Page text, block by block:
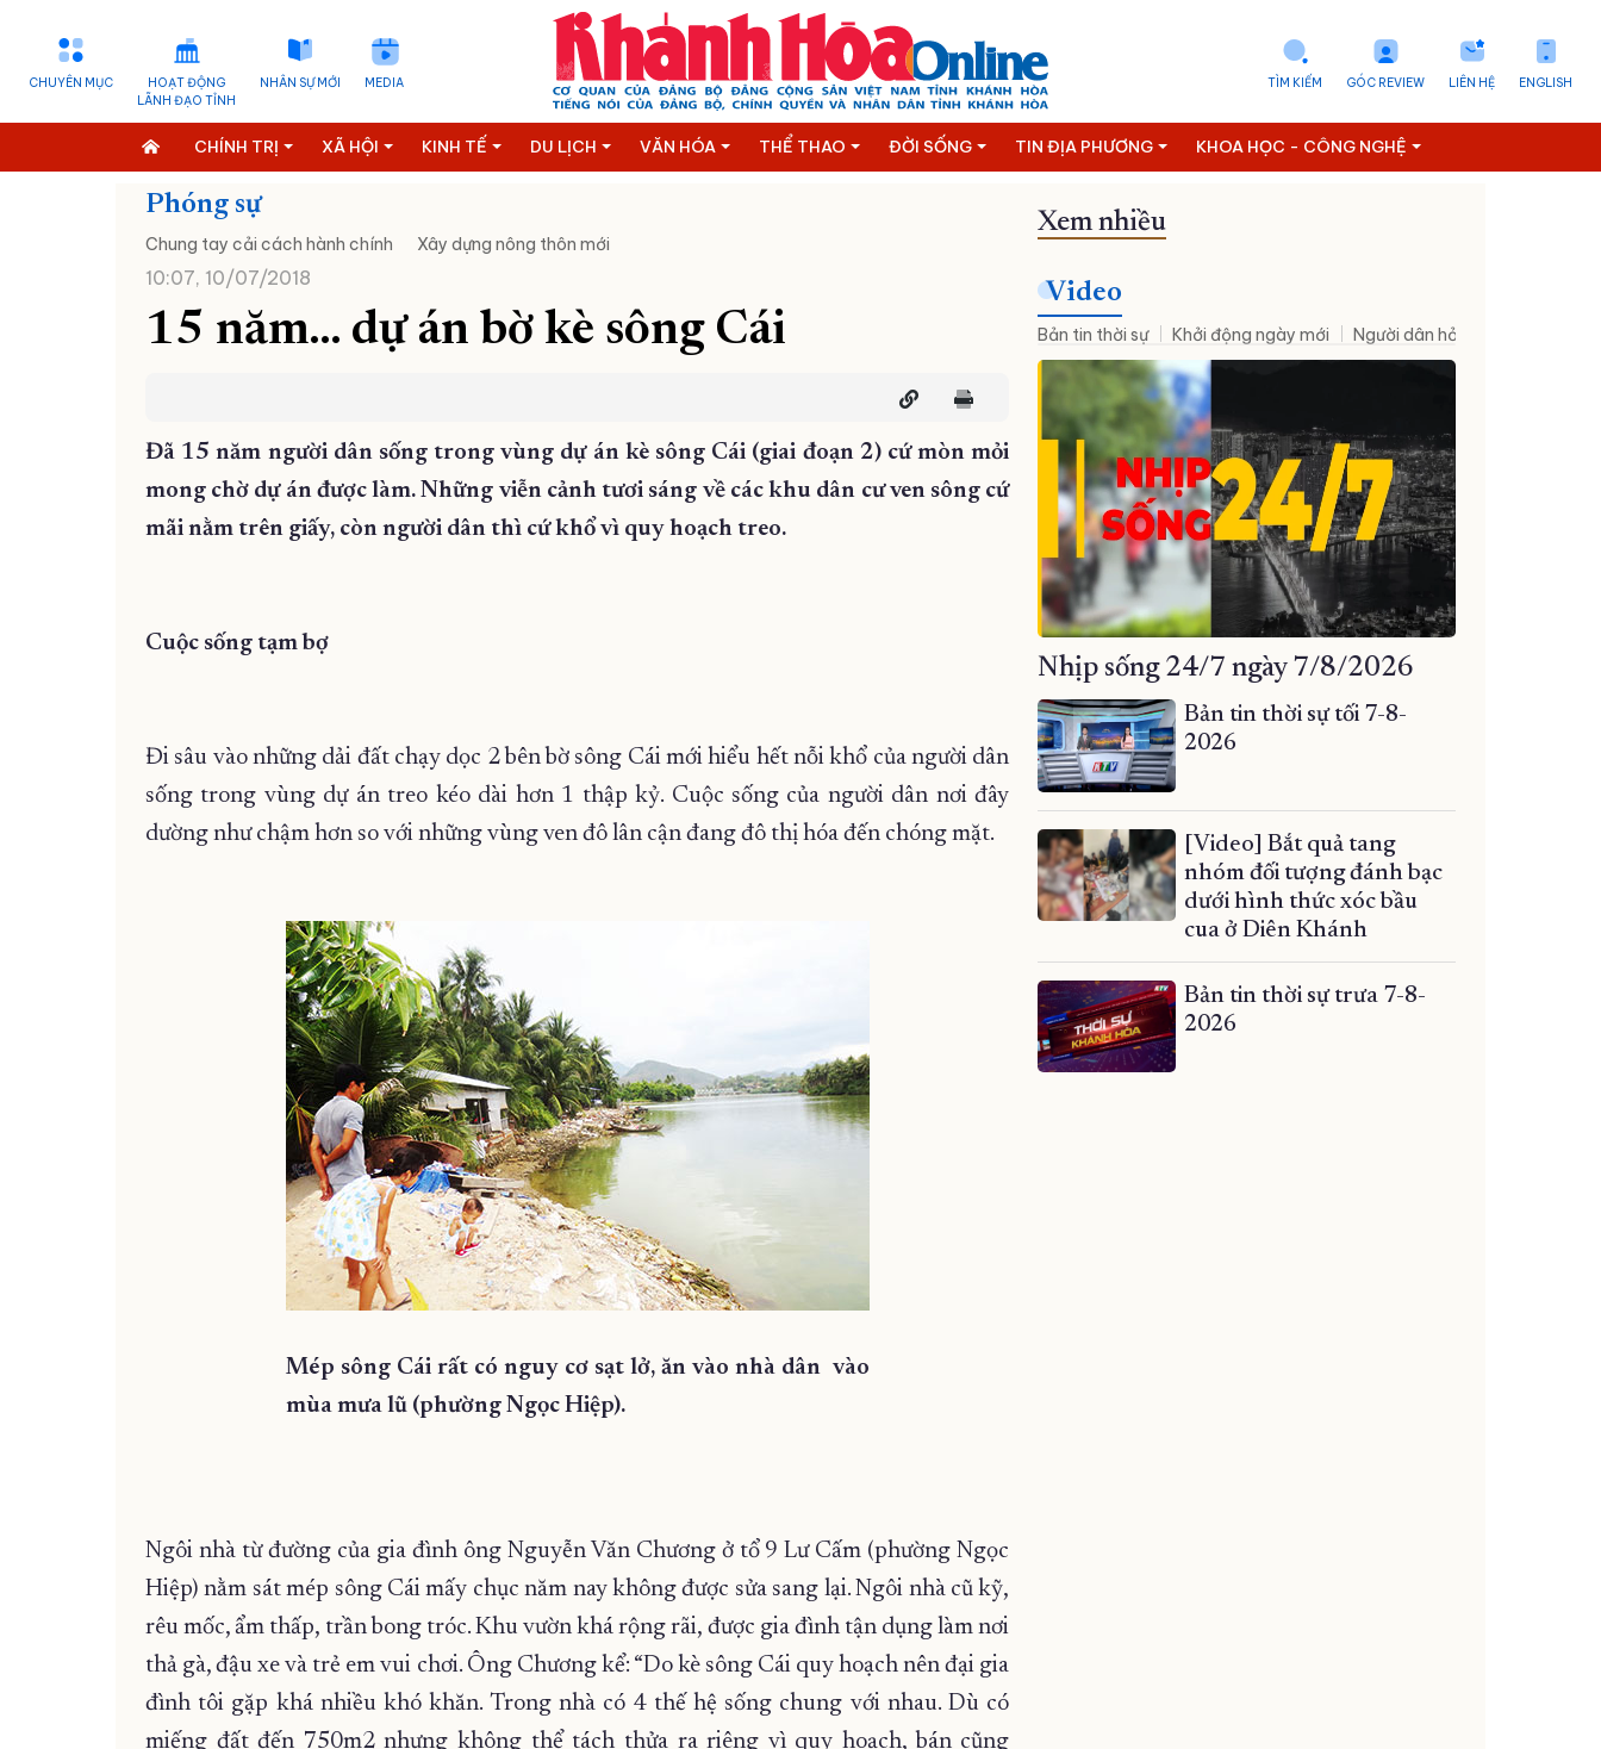
CHUYÊN MỤC
HOẠT ĐỘNG
LÃNH ĐẠO TỈNH
NHÂN SỰ MỚI MEDIA ENGLISH
LIÊN HỆ
GÓC REVIEW
TÌM KIẾM
CHÍNH TRỊ XÃ HỘI KINH TẾ DU LỊCH VĂN HÓA THỂ THAO ĐỜI SỐNG TIN ĐỊA PHƯƠNG KHOA HỌC - CÔNG NGHỆ
Phóng sự
Chung tay cải cách hành chính Xây dựng nông thôn mới
10:07, 10/07/2018
15 năm… dự án bờ kè sông Cái
Đã 15 năm người dân sống trong vùng dự án kè sông Cái (giai đoạn 2) cứ mòn mỏi
mong chờ dự án được làm. Những viễn cảnh tươi sáng về các khu dân cư ven sông cứ
mãi nằm trên giấy, còn người dân thì cứ khổ vì quy hoạch treo.
Cuộc sống tạm bợ
Đi sâu vào những dải đất chạy dọc 2 bên bờ sông Cái mới hiểu hết nỗi khổ của người dân
sống trong vùng dự án treo kéo dài hơn 1 thập kỷ. Cuộc sống của người dân nơi đây
dường như chậm hơn so với những vùng ven đô lân cận đang đô thị hóa đến chóng mặt.
Mép sông Cái rất có nguy cơ sạt lở, ăn vào nhà dân vào
mùa mưa lũ (phường Ngọc Hiệp).
Ngôi nhà từ đường của gia đình ông Nguyễn Văn Chương ở tổ 9 Lư Cấm (phường Ngọc
Hiệp) nằm sát mép sông Cái mấy chục năm nay không được sửa sang lại. Ngôi nhà cũ kỹ,
rêu mốc, ẩm thấp, trần bong tróc. Khu vườn khá rộng rãi, được gia đình tận dụng làm nơi
thả gà, đậu xe và trẻ em vui chơi. Ông Chương kể: “Do kè sông Cái quy hoạch nên đại gia
đình tôi gặp khá nhiều khó khăn. Trong nhà có 4 thế hệ sống chung với nhau. Dù có
miếng đất đến 750m2 nhưng không thể tách thửa ra riêng vì quy hoạch, bán cũng
Xem nhiều
Video
Bản tin thời sự Khởi động ngày mới Người dân hỏi – Cơ quan nhà
Nhịp sống 24/7 ngày 7/8/2026
Bản tin thời sự tối 7-8-
2026
[Video] Bắt quả tang
nhóm đối tượng đánh bạc
dưới hình thức xóc bầu
cua ở Diên Khánh
Bản tin thời sự trưa 7-8-
2026